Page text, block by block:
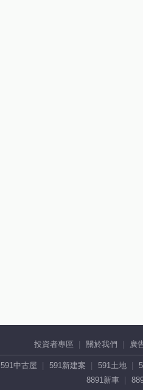
投資者專區 關於我們 廣
591中古屋 591新建案 591土地
8891新車